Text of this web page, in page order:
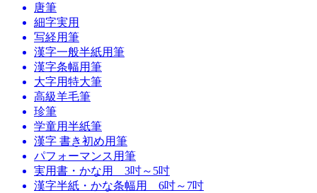
唐筆
細字実用
写経用筆
漢字一般半紙用筆
漢字条幅用筆
大字用特大筆
高級羊毛筆
珍筆
学童用半紙筆
漢字 書き初め用筆
パフォーマンス用筆
実用書・かな用 3吋～5吋
漢字半紙・かな条幅用 6吋～7吋